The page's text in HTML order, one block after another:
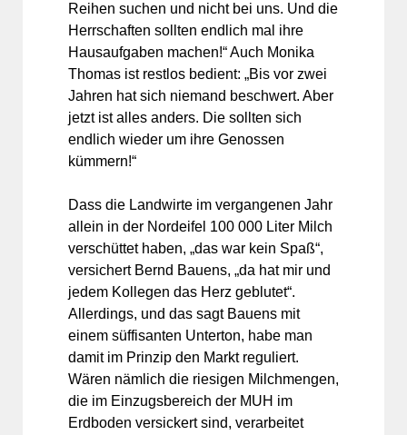
Reihen suchen und nicht bei uns. Und die
Herrschaften sollten endlich mal ihre
Hausaufgaben machen!“ Auch Monika
Thomas ist restlos bedient: „Bis vor zwei
Jahren hat sich niemand beschwert. Aber
jetzt ist alles anders. Die sollten sich
endlich wieder um ihre Genossen
kümmern!“
Dass die Landwirte im vergangenen Jahr
allein in der Nordeifel 100 000 Liter Milch
verschüttet haben, „das war kein Spaß“,
versichert Bernd Bauens, „da hat mir und
jedem Kollegen das Herz geblutet“.
Allerdings, und das sagt Bauens mit
einem süffisanten Unterton, habe man
damit im Prinzip den Markt reguliert.
Wären nämlich die riesigen Milchmengen,
die im Einzugsbereich der MUH im
Erdboden versickert sind, verarbeitet